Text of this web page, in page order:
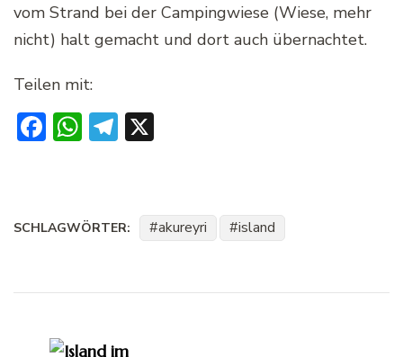
vom Strand bei der Campingwiese (Wiese, mehr
nicht) halt gemacht und dort auch übernachtet.
Teilen mit:
Facebook
WhatsApp
Telegram
SCHLAGWÖRTER: akureyri island